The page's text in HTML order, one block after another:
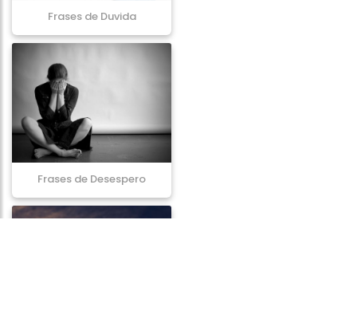
Frases de Duvida
Frases de Desespero